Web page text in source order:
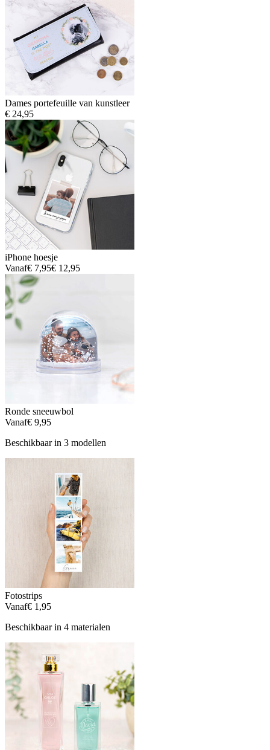
Dames portefeuille van kunstleer
€ 24,95
iPhone hoesje
Vanaf€ 7,95€ 12,95
Ronde sneeuwbol
Vanaf€ 9,95
Beschikbaar in 3 modellen
Fotostrips
Vanaf€ 1,95
Beschikbaar in 4 materialen